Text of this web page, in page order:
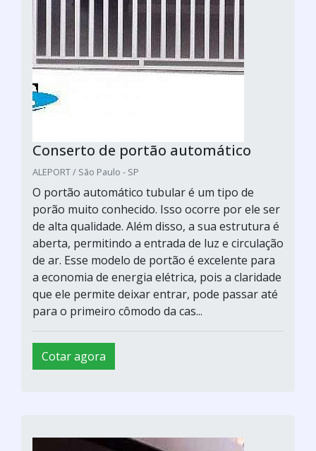
Conserto de portão automático
ALEPORT / São Paulo - SP
O portão automático tubular é um tipo de
porão muito conhecido. Isso ocorre por ele ser
de alta qualidade. Além disso, a sua estrutura é
aberta, permitindo a entrada de luz e circulação
de ar. Esse modelo de portão é excelente para
a economia de energia elétrica, pois a claridade
que ele permite deixar entrar, pode passar até
para o primeiro cômodo da cas...
Cotar agora